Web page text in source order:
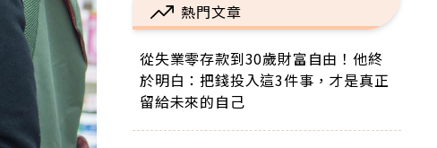
熱門文章
從失業零存款到30歲財富自由！他終
於明白：把錢投入這3件事，才是真正
留給未來的自己